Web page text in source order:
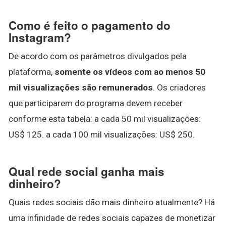
Como é feito o pagamento do
Instagram?
De acordo com os parâmetros divulgados pela
plataforma, somente os vídeos com ao menos 50
mil visualizações são remunerados. Os criadores
que participarem do programa devem receber
conforme esta tabela: a cada 50 mil visualizações:
US$ 125. a cada 100 mil visualizações: US$ 250.
Qual rede social ganha mais
dinheiro?
Quais redes sociais dão mais dinheiro atualmente? Há
uma infinidade de redes sociais capazes de monetizar